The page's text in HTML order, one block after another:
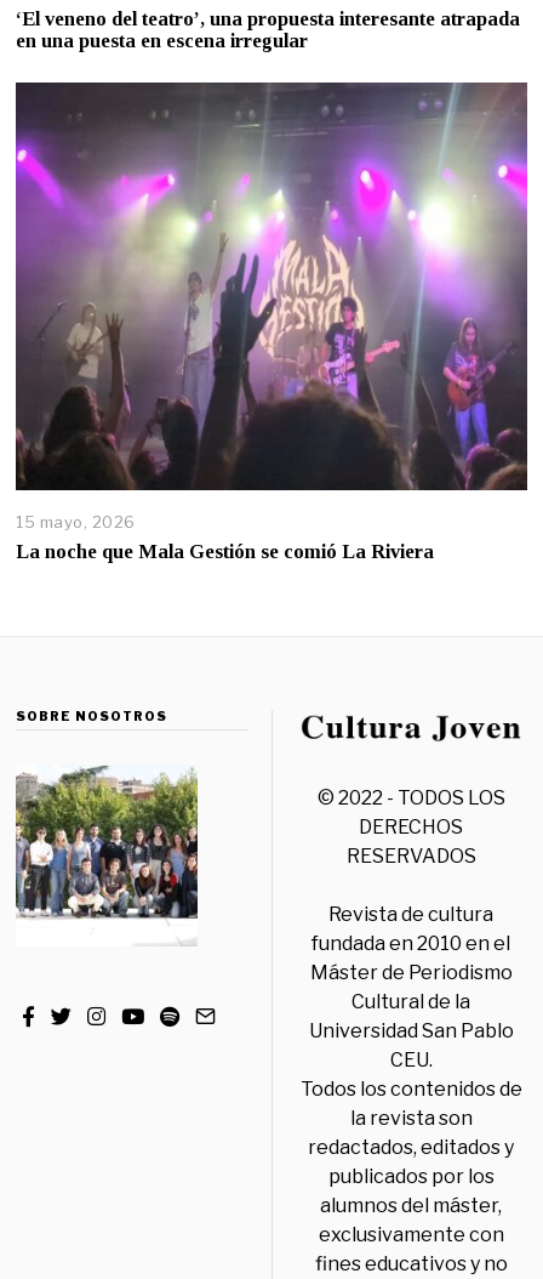
‘El veneno del teatro’, una propuesta interesante atrapada
en una puesta en escena irregular
15 mayo, 2026
La noche que Mala Gestión se comió La Riviera
SOBRE NOSOTROS
© 2022 - TODOS LOS
DERECHOS
RESERVADOS
Revista de cultura
fundada en 2010 en el
Máster de Periodismo
Cultural de la
Universidad San Pablo
CEU.
Todos los contenidos de
la revista son
redactados, editados y
publicados por los
alumnos del máster,
exclusivamente con
fines educativos y no